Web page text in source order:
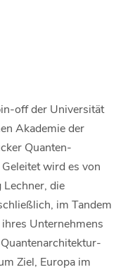
off der Universität
Akademie der
Quanten-
wird es von
Lechner, die
im Tandem
Unternehmens
Ziel, Europa im